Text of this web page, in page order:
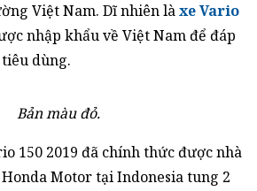
Việt Nam. Dĩ nhiên làxe Vario
nhập khẩu về Việt Nam để đáp
dùng.
Bản màu đỏ.
150 2019 đã chính thức được nhà
Motor tại Indonesia tung 2